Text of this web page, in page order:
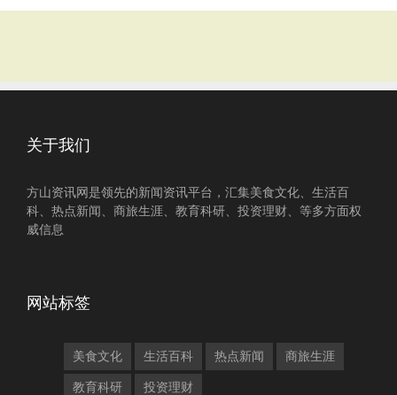
关于我们
方山资讯网是领先的新闻资讯平台，汇集美食文化、生活百
科、热点新闻、商旅生涯、教育科研、投资理财、等多方面权
威信息
网站标签
美食文化 生活百科 热点新闻 商旅生涯
教育科研 投资理财